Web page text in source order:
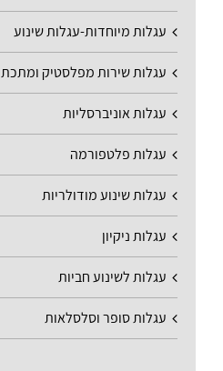
עגלות מיוחדות-עגלות שינוע
עגלות שירות מפלסטיק ומתכת
עגלות אוניברסליות
עגלות פלטפורמה
עגלות שינוע מודולריות
עגלות ניקיון
עגלות לשינוע חביות
עגלות סופר וסלסלאות